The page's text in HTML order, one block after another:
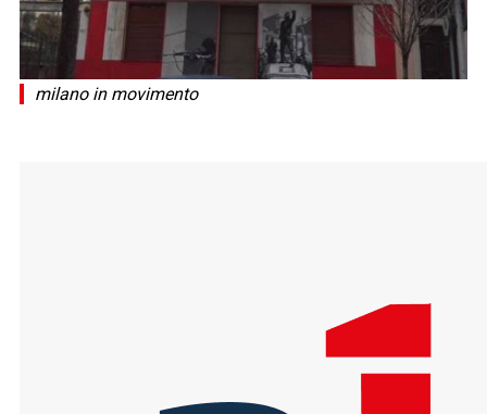
milano in movimento